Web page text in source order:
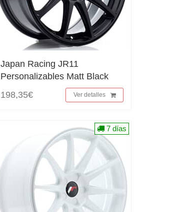
Japan Racing JR11
Personalizables Matt Black
198,35€
Ver detalles
7 días